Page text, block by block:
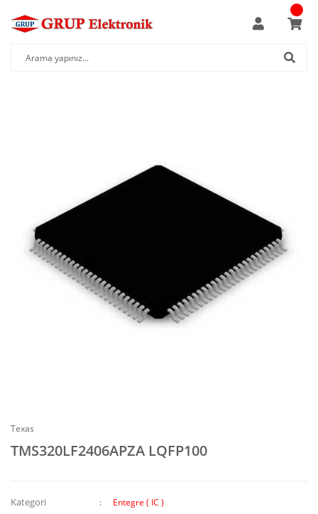
Texas
TMS320LF2406APZA LQFP100
Kategori Entegre ( IC )